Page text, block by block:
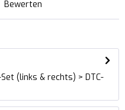
Bewerten
(links & rechts) > DTC-